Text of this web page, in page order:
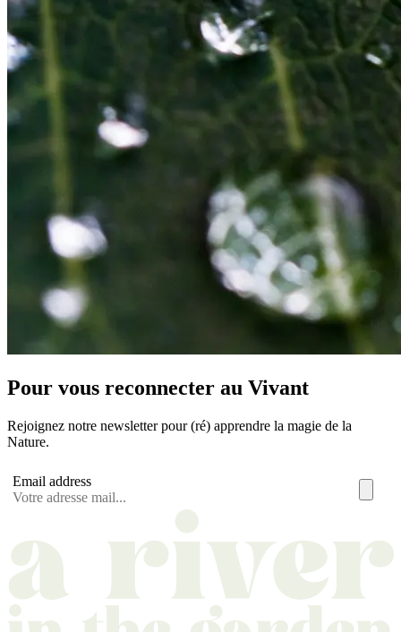
Pour vous reconnecter au Vivant
Rejoignez notre newsletter pour (ré) apprendre la magie de la
Nature.
Email address